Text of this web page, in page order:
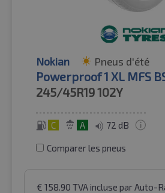
Nokian Pneus d'été
Powerproof 1 XL MFS
245/45R19102Y
C A 72 dB
Comparer les pneus
€ 158.90 TVA incluse par Auto-